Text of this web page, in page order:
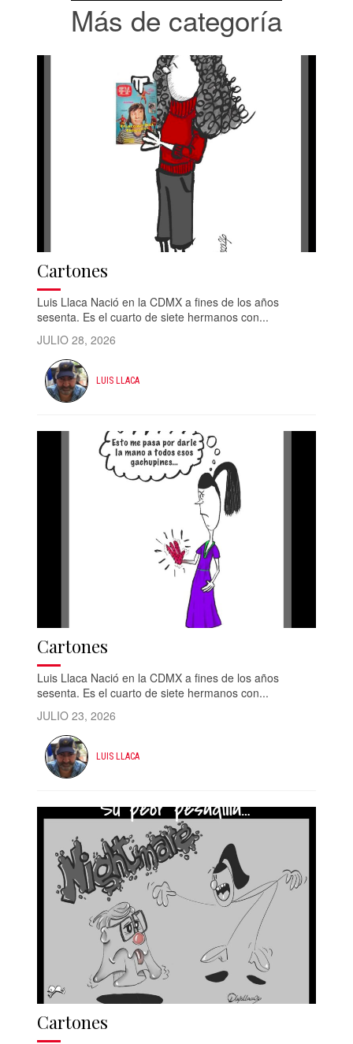
Más de categoría
Cartones
Luis Llaca Nació en la CDMX a fines de los años
sesenta. Es el cuarto de siete hermanos con...
JULIO 28, 2026
LUIS LLACA
Cartones
Luis Llaca Nació en la CDMX a fines de los años
sesenta. Es el cuarto de siete hermanos con...
JULIO 23, 2026
LUIS LLACA
Cartones